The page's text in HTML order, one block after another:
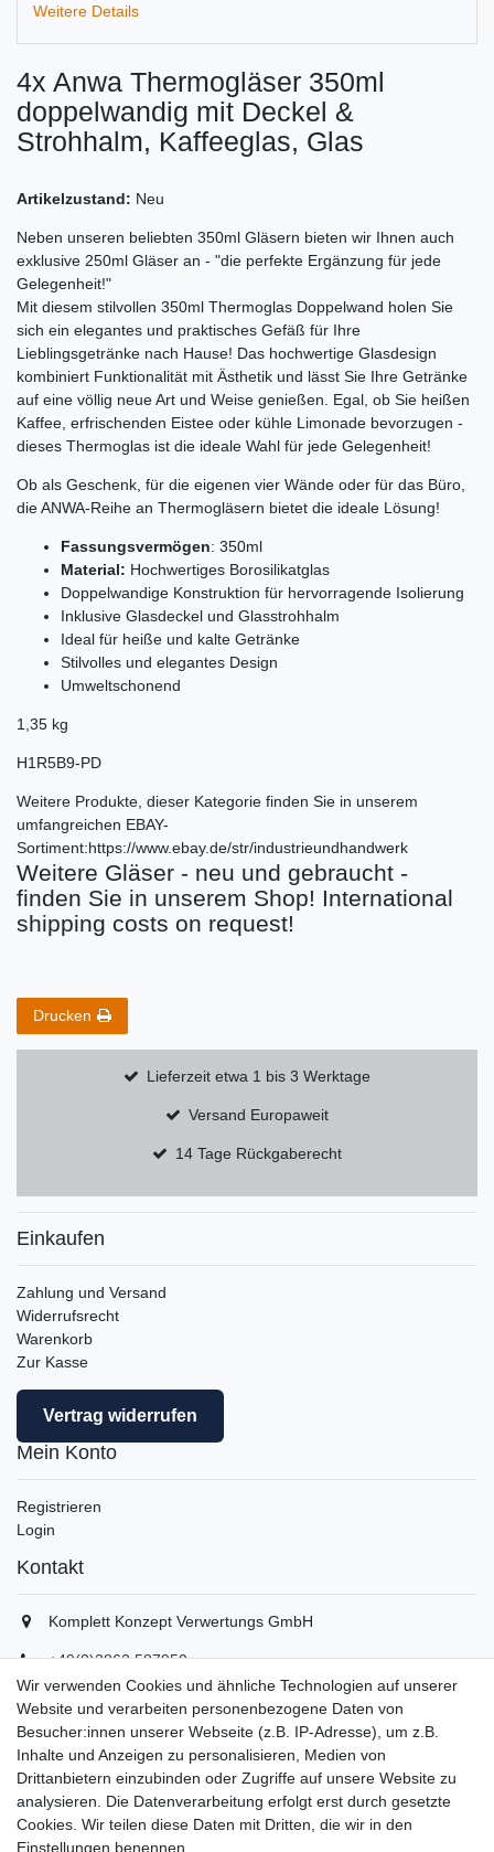
Weitere Details
4x Anwa Thermogläser 350ml
doppelwandig mit Deckel &
Strohhalm, Kaffeeglas, Glas
Artikelzustand: Neu
Neben unseren beliebten 350ml Gläsern bieten wir Ihnen auch
exklusive 250ml Gläser an - "die perfekte Ergänzung für jede
Gelegenheit!"
Mit diesem stilvollen 350ml Thermoglas Doppelwand holen Sie
sich ein elegantes und praktisches Gefäß für Ihre
Lieblingsgetränke nach Hause! Das hochwertige Glasdesign
kombiniert Funktionalität mit Ästhetik und lässt Sie Ihre Getränke
auf eine völlig neue Art und Weise genießen. Egal, ob Sie heißen
Kaffee, erfrischenden Eistee oder kühle Limonade bevorzugen -
dieses Thermoglas ist die ideale Wahl für jede Gelegenheit!
Ob als Geschenk, für die eigenen vier Wände oder für das Büro,
die ANWA-Reihe an Thermogläsern bietet die ideale Lösung!
Fassungsvermögen: 350ml
Material: Hochwertiges Borosilikatglas
Doppelwandige Konstruktion für hervorragende Isolierung
Inklusive Glasdeckel und Glasstrohhalm
Ideal für heiße und kalte Getränke
Stilvolles und elegantes Design
Umweltschonend
1,35 kg
H1R5B9-PD
Weitere Produkte, dieser Kategorie finden Sie in unserem
umfangreichen EBAY-
Sortiment:https://www.ebay.de/str/industrieundhandwerk
Weitere Gläser - neu und gebraucht -
finden Sie in unserem Shop! International
shipping costs on request!
Drucken
Lieferzeit etwa 1 bis 3 Werktage
Versand Europaweit
14 Tage Rückgaberecht
Einkaufen
Zahlung und Versand
Widerrufsrecht
Warenkorb
Zur Kasse
Vertrag widerrufen
Mein Konto
Registrieren
Login
Kontakt
Komplett Konzept Verwertungs GmbH
+49(0)2862 587950
+49(0)2862 5879529
info(at)komplett-konzept.de
Montag - Freitag, 08:00 - 16:30
Unternehmen
Wir verwenden Cookies und ähnliche Technologien auf unserer
Website und verarbeiten personenbezogene Daten von
Besucher:innen unserer Webseite (z.B. IP-Adresse), um z.B.
Inhalte und Anzeigen zu personalisieren, Medien von
Drittanbietern einzubinden oder Zugriffe auf unsere Website zu
analysieren. Die Datenverarbeitung erfolgt erst durch gesetzte
Cookies. Wir teilen diese Daten mit Dritten, die wir in den
Einstellungen benennen.